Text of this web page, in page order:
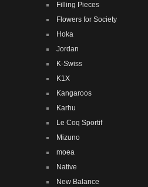
Filling Pieces
Flowers for Society
Hoka
Jordan
K-Swiss
K1X
Kangaroos
Karhu
Le Coq Sportif
Mizuno
moea
Native
New Balance